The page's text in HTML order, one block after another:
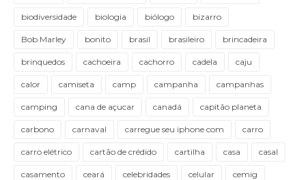
biodiversidade biologia biólogo bizarro
Bob Marley bonito brasil brasileiro brincadeira
brinquedos cachoeira cachorro cadela caju
calor camiseta camp campanha campanhas
camping cana de açucar canadá capitão planeta
carbono carnaval carregue seu iphone com carro
carro elétrico cartão de crédido cartilha casa casal
casamento ceará celebridades celular cemig